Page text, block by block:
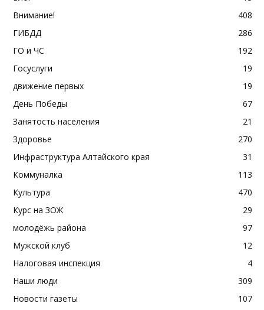
Внимание!
408
ГИБДД
286
ГО и ЧС
192
Госуслуги
19
движение первых
19
День Победы
67
Занятость населения
21
Здоровье
270
Инфраструктура Алтайского края
31
Коммуналка
113
Культура
470
Курс на ЗОЖ
29
молодёжь района
97
Мужской клуб
12
Налоговая инспекция
4
Наши люди
309
Новости газеты
107